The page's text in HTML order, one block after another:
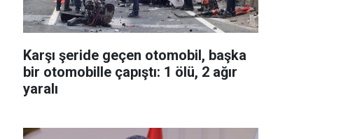
Karşı şeride geçen otomobil, başka
bir otomobille çapıştı: 1 ölü, 2 ağır
yaralı